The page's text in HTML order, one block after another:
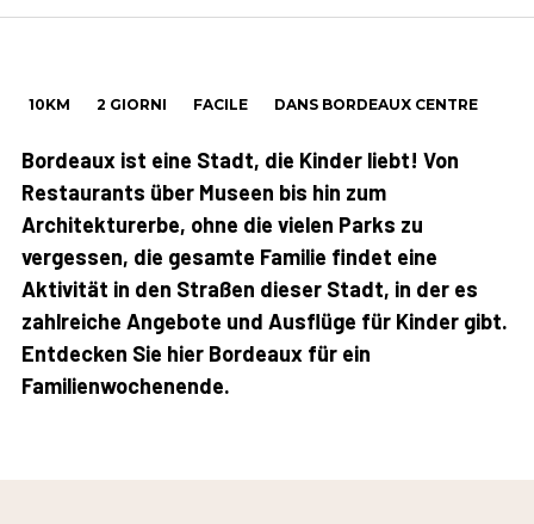
10KM 2 GIORNI FACILE DANS BORDEAUX CENTRE
Bordeaux ist eine Stadt, die Kinder liebt! Von
Restaurants über Museen bis hin zum
Architekturerbe, ohne die vielen Parks zu
vergessen, die gesamte Familie findet eine
Aktivität in den Straßen dieser Stadt, in der es
zahlreiche Angebote und Ausflüge für Kinder gibt.
Entdecken Sie hier Bordeaux für ein
Familienwochenende.